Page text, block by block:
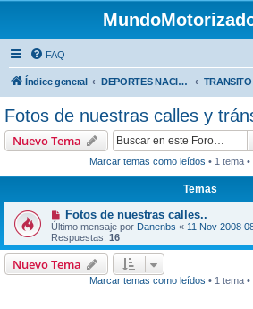
FAQ
Índice general DEPORTES NACIONALES
Fotos de nuestras calles y
Nuevo Tema
Marcar temas como leídos • 1 tema
Temas
Fotos de nuestras calles..
Último mensaje por Danenbs « 11 Nov 2008
Respuestas: 16
Nuevo Tema
Marcar temas como leídos • 1 tema